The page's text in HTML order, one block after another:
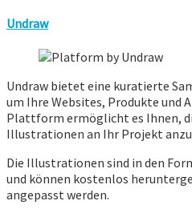
Undraw
Undraw bietet eine kuratierte
um Ihre Websites, Produkte und
Plattform ermöglicht es Ihnen,
Illustrationen an Ihr Projekt
Die Illustrationen sind in den
und können kostenlos
angepasst werden.